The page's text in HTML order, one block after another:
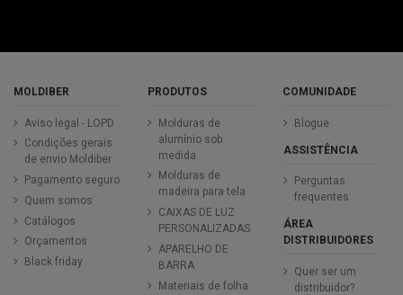
MOLDIBER
Aviso legal - LOPD
Condições gerais
de envio Moldiber
Pagamento seguro
Quem somos
Catálogos
Orçamentos
Black friday
PRODUTOS
Molduras de
alumínio sob
medida
Molduras de
madeira para tela
CAIXAS DE LUZ
PERSONALIZADAS
APARELHO DE
BARRA
Materiais de folha
COMUNIDADE
Blogue
ASSISTÊNCIA
Perguntas
frequentes
ÁREA
DISTRIBUIDORES
Quer ser um
distribuidor?